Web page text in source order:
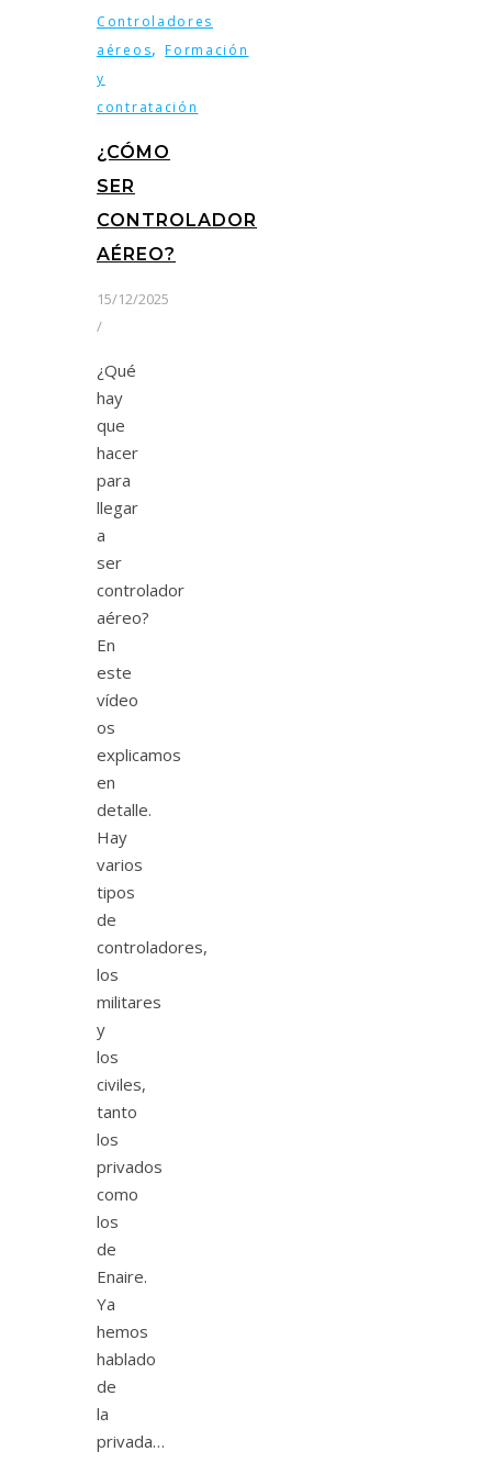
Controladores
aéreos,Formación
y
contratación
¿CÓMO
SER
CONTROLADOR
AÉREO?
15/12/2025
/
¿Qué
hay
que
hacer
para
llegar
a
ser
controlador
aéreo?
En
este
vídeo
os
explicamos
en
detalle.
Hay
varios
tipos
de
controladores,
los
militares
y
los
civiles,
tanto
los
privados
como
los
de
Enaire.
Ya
hemos
hablado
de
la
privada…